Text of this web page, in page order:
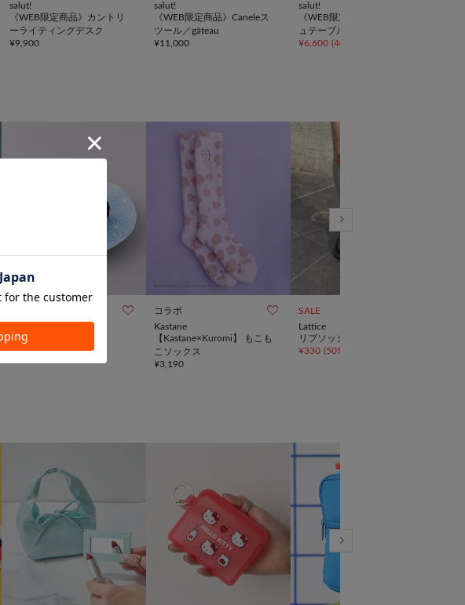
salut!
《WEB限定商品》カントリ
ーライティングデスク
¥9,900
salut!
《WEB限定商品》Caneleス
ツール／gâteau
¥11,000
salut!
《WEB限定商品》ディッシ
ュテーブル／gâteau
¥6,600 (40%OFF

SUSHISOCKS
コラボ 
Kastane
【Kastane×Kuromi】 もこも
こソックス
¥3,190
SALE
Lattice
リブソックス
¥330 (50%OFF